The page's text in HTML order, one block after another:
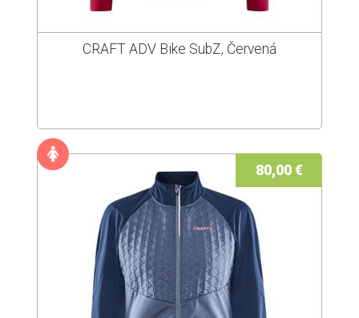
CRAFT ADV Bike SubZ, Červená
80,00 €